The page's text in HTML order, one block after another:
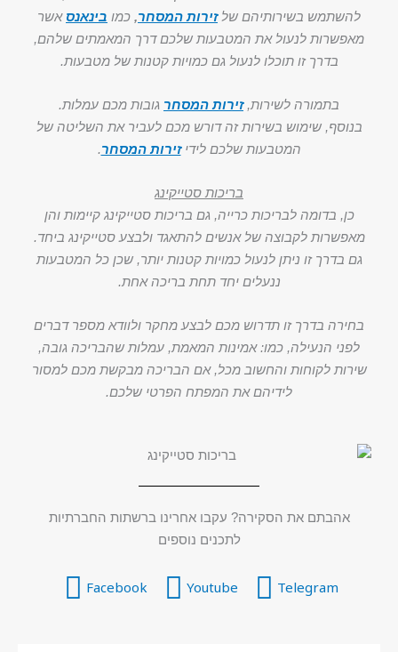
להשתמש בשירותיהם שלזירות המסחר, כמו בינאנס אשר
מאפשרות לנעול את המטבעות שלכם דרך המאמתים שלהם,
בדרך זו תוכלו לנעול גם כמויות קטנות של מטבעות.
בתמורה לשירות,זירות המסחר גובות מכם עמלות.
בנוסף, שימוש בשירות זה דורש מכם לעביר את השליטה של
המטבעות שלכם לידיזירות המסחר.
בריכות סטייקינג
כן, בדומה לבריכות כרייה, גם בריכות סטייקינג קיימות והן
מאפשרות לקבוצה של אנשים להתאגד ולבצע סטייקינג ביחד.
גם בדרך זו ניתן לנעול כמויות קטנות יותר, שכן כל המטבעות
ננעלים יחד תחת בריכה אחת.
בחירה בדרך זו תדרוש מכם לבצע מחקר ולוודא מספר דברים
לפני הנעילה, כמו: אמינות המאמת, עמלות שהבריכה גובה,
שירות לקוחות והחשוב מכל, אם הבריכה מבקשת מכם למסור
לידיהם את המפתח הפרטי שלכם.
אהבתם את הסקירה? עקבו אחרינו ברשתות החברתיות
לתכנים נוספים
Telegram
Youtube
Facebook